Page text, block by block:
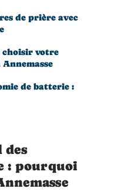
de prière avec
choisir votre
de batterie :
des
: pourquoi